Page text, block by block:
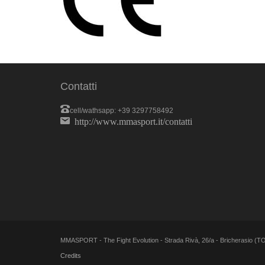
Contatti
cell/wathsapp: +39 3297758492
http://www.mmasport.it/contatti
MMASPORT - The Fight Evolution - Strada Rivà, 26/a - Bricherasio
Credits